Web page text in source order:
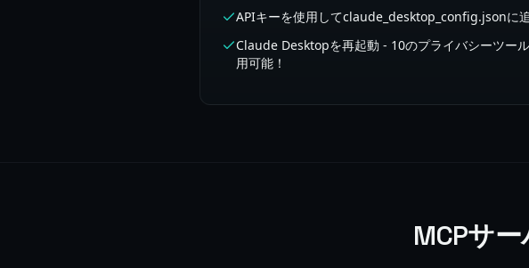
APIキーを使用してclaude_desktop_config.jsonに
Claude Desktopを再起動 - 10のプライバシーツー
用可能！
MCPサ